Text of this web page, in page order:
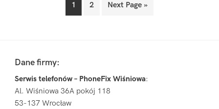
1 2 Next Page »
Sidebar
FooterDane firmy:
Serwis telefonów – PhoneFix Wiśniowa:
Al. Wiśniowa 36A pokój 118
53-137 Wrocław